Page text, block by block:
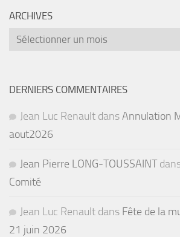
ARCHIVES
Archives
DERNIERS COMMENTAIRES
Jean Luc Renault dansAnnulation
aout2026
Jean Pierre LONG-TOUSSAINT
Comité
Jean Luc Renault dans Fête de la
21 juin 2026